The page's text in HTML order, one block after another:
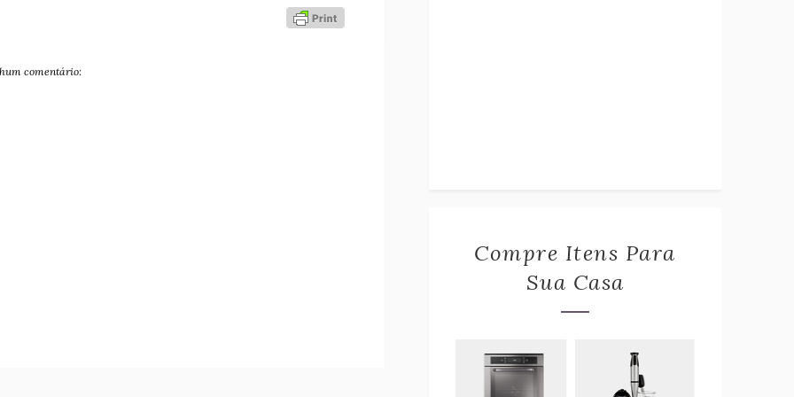
comentário:
Compre Itens Para
Sua Casa